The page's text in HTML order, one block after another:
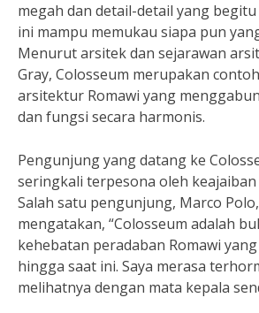
megah dan detail-detail yang
ini mampu memukau siapa pun
Menurut arsitek dan sejarawan
Gray, Colosseum merupakan
arsitektur Romawi yang
dan fungsi secara harmonis.
Pengunjung yang datang ke
seringkali terpesona oleh
Salah satu pengunjung, Marco
mengatakan, “Colosseum adalah
kehebatan peradaban Romawi
hingga saat ini. Saya merasa
melihatnya dengan mata kepala